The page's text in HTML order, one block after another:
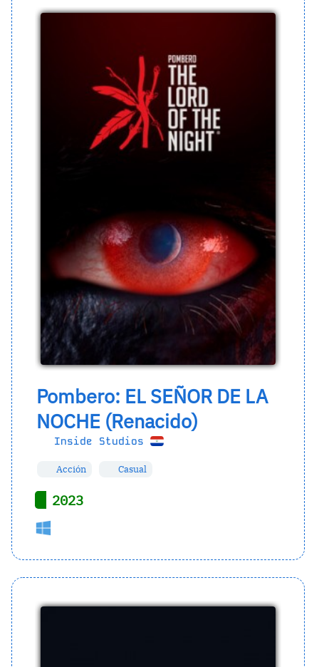
Pombero: EL SEÑOR DE LA
NOCHE (Renacido)
Inside Studios
Acción Casual
2023